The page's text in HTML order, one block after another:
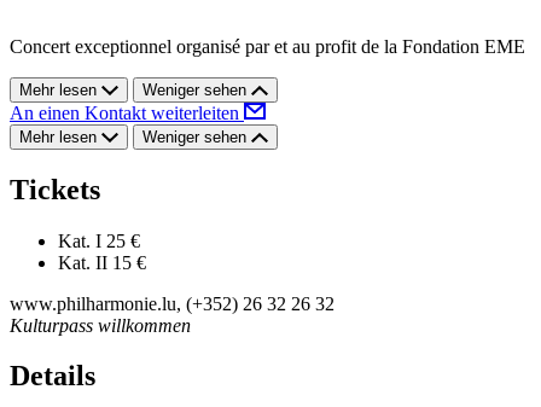
Concert exceptionnel organisé par et au profit de la Fondation EME
Mehr lesen Weniger sehen
An einen Kontakt weiterleiten
Mehr lesen Weniger sehen
Tickets
Kat. I 25 €
Kat. II 15 €
www.philharmonie.lu, (+352) 26 32 26 32
Kulturpass willkommen
Details